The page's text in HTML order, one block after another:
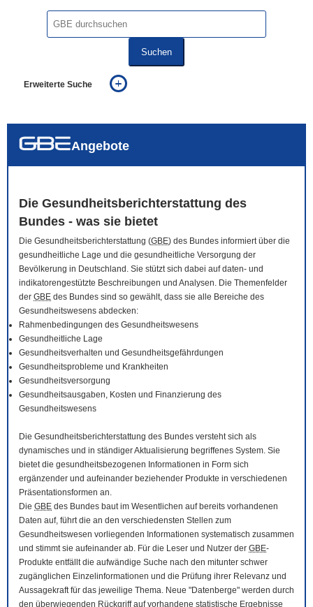
Suchen
Erweiterte Suche
auch in allen Texten suchen (Volltextsuche)
Angebote
Die Gesundheitsberichterstattung des
Bundes - was sie bietet
Die Gesundheitsberichterstattung (GBE) des Bundes informiert über die
gesundheitliche Lage und die gesundheitliche Versorgung der
Bevölkerung in Deutschland. Sie stützt sich dabei auf daten- und
indikatorengestützte Beschreibungen und Analysen. Die Themenfelder
der GBE des Bundes sind so gewählt, dass sie alle Bereiche des
Gesundheitswesens abdecken:
Rahmenbedingungen des Gesundheitswesens
Gesundheitliche Lage
Gesundheitsverhalten und Gesundheitsgefährdungen
Gesundheitsprobleme und Krankheiten
Gesundheitsversorgung
Gesundheitsausgaben, Kosten und Finanzierung des
Gesundheitswesens
Die Gesundheitsberichterstattung des Bundes versteht sich als
dynamisches und in ständiger Aktualisierung begriffenes System. Sie
bietet die gesundheitsbezogenen Informationen in Form sich
ergänzender und aufeinander beziehender Produkte in verschiedenen
Präsentationsformen an.
Die GBE des Bundes baut im Wesentlichen auf bereits vorhandenen
Daten auf, führt die an den verschiedensten Stellen zum
Gesundheitswesen vorliegenden Informationen systematisch zusammen
und stimmt sie aufeinander ab. Für die Leser und Nutzer der GBE-
Produkte entfällt die aufwändige Suche nach den mitunter schwer
zugänglichen Einzelinformationen und die Prüfung ihrer Relevanz und
Aussagekraft für das jeweilige Thema. Neue "Datenberge" werden durch
den überwiegenden Rückgriff auf vorhandene statistische Ergebnisse